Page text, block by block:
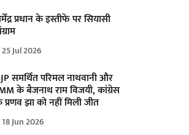
प्रधान के इस्तीफे पर सियासी
25 Jul 2026
समर्थित परिमल नाथवानी और
के बैजनाथ राम विजयी, कांग्रेस
झा को नहीं मिली जीत
18 Jun 2026